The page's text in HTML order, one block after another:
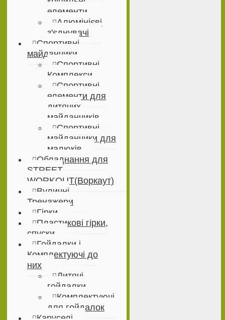
елементи
Алюмінієві
з'єднувачі
Спортивні
майданчики
Спортивні
Комплекси
Спортивні
елементи для
дитячих
майданчиків
Спортивні
майданчики для
малюків
Обладнання для
STREET
WORKOUT(Воркаут)
Вуличні
Тренажери
Гірки
Пластикові гірки,
спуски
Гойдалки і
Комплектуючі до
них
Дитячі
гойдалки
Комплектуючі
для гойдалок
Каруселі